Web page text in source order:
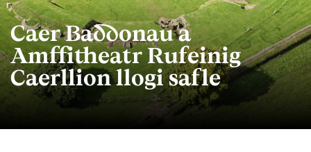
Caer Baddonau a
Amffitheatr Rufeinig
Caerllion llogi safle